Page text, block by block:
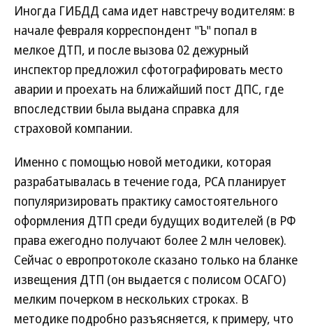
Иногда ГИБДД сама идет навстречу водителям: в
начале февраля корреспондент "Ъ" попал в
мелкое ДТП, и после вызова 02 дежурный
инспектор предложил сфотографировать место
аварии и проехать на ближайший пост ДПС, где
впоследствии была выдана справка для
страховой компании.
Именно с помощью новой методики, которая
разрабатывалась в течение года, РСА планирует
популяризировать практику самостоятельного
оформления ДТП среди будущих водителей (в РФ
права ежегодно получают более 2 млн человек).
Сейчас о европротоколе сказано только на бланке
извещения ДТП (он выдается с полисом ОСАГО)
мелким почерком в нескольких строках. В
методике подробно разъясняется, к примеру, что